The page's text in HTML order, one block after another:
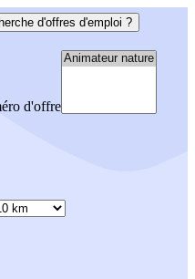
d'offres d'emploi ?
d'offre